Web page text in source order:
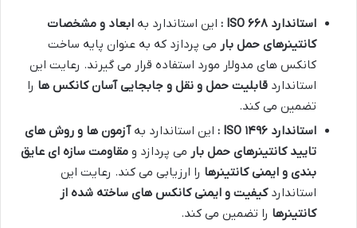
استاندارد ۶۶۸ : این استاندارد به ابعاد و مشخصات
کانتینرهای حمل بار می پردازد که به عنوان پایه ساخت
کانکس های مدولار مورد استفاده قرار می گیرند. رعایت این
استاندارد قابلیت حمل و نقل و جابجایی آسان کانکس ها را
تضمین می کند.
استاندارد ۱۴۹۶ : این استاندارد بهآزمون ها و روش های
تایید کانتینرهای حمل بار می پردازد و مقاومت سازه ای عایق
بندی و ایمنی کانتینرها را ارزیابی می کند. رعایت این
استانداردکیفیت و ایمنی کانکس های ساخته شده از
کانتینرها را تضمین می کند.